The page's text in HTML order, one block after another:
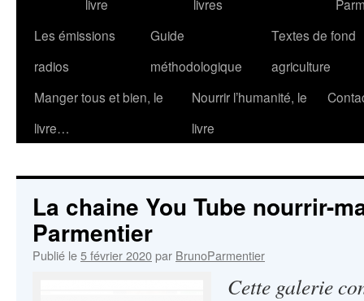
livre
livres
Les émissions
radios
Guide
méthodologique
Textes de fond
agriculture
Manger tous et bien, le
livre…
Nourrir l’humanité, le
livre
La chaine You Tube nourrir-
Parmentier
Publié le5 février 2020par BrunoParmentier
Cette galerie